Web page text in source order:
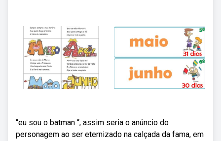
“eu sou o batman “, assim seria o anúncio do
personagem ao ser eternizado na calçada da fama, em